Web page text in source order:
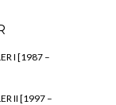
I [1987 –
II [1997 –